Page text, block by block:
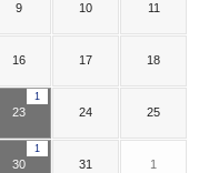
9 10 11
16 17 18
1
23 24 25
1
30 31 1